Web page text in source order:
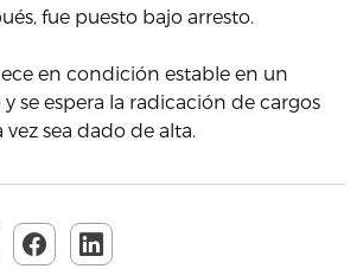
fue puesto bajo arresto.
en condición estable en un
se espera la radicación de cargos
sea dado de alta.